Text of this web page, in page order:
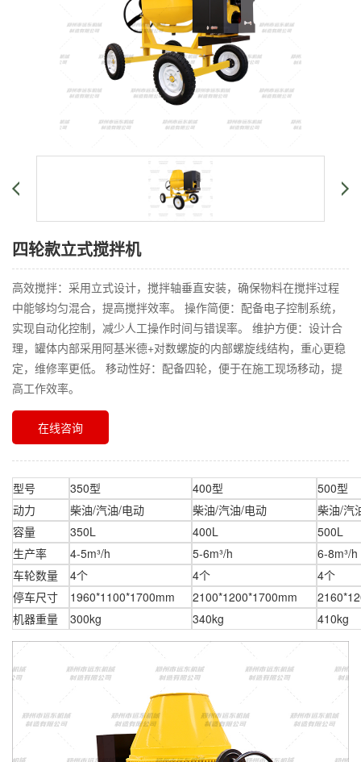
四轮款立式搅拌机
高效搅拌：采用立式设计，搅拌轴垂直安装，确保物料在搅拌过程
中能够均匀混合，提高搅拌效率。 操作简便：配备电子控制系统，
实现自动化控制，减少人工操作时间与错误率。 维护方便：设计合
理，罐体内部采用阿基米德+对数螺旋的内部螺旋线结构，重心更稳
定，维修率更低。 移动性好：配备四轮，便于在施工现场移动，提
高工作效率。
在线咨询
型号 350型 400型
500型
动力
柴油/汽油/电动 柴油/汽油/电动
柴油/汽
容量
350L 400L
500L
生产率
4-5m³/h 5-6m³/h
6-8m³/h
车轮数量
4个 4个
4个
停车尺寸
1960*1100*1700mm 2100*1200*1700mm
机器重量
300kg 340kg 410kg